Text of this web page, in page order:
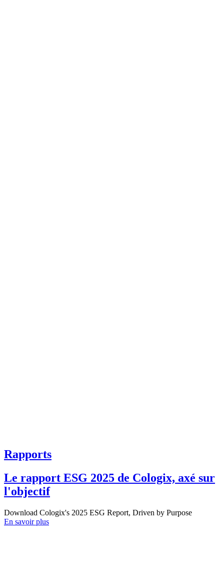
Rapports
Le rapport ESG 2025 de Cologix, axé sur
l'objectif
Download Cologix's 2025 ESG Report, Driven by Purpose
En savoir plus